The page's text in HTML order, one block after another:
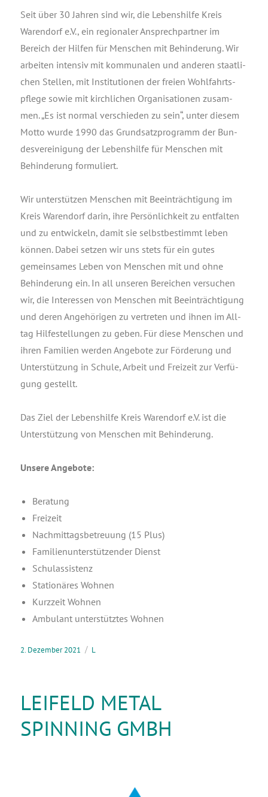
Seit über 30 Jah­ren sind wir, die Lebens­hil­fe Kreis
Waren­dorf e.V., ein regio­na­ler Ansprech­part­ner im
Bereich der Hil­fen für Men­schen mit Behin­de­rung. Wir
arbei­ten inten­siv mit kom­mu­na­len und ande­ren staat­li­
chen Stel­len, mit Insti­tu­tio­nen der frei­en Wohl­fahrts­
pfle­ge sowie mit kirch­li­chen Orga­ni­sa­tio­nen zusam­
men. „Es ist nor­mal ver­schie­den zu sein“, unter die­sem
Mot­to wur­de 1990 das Grund­satz­pro­gramm der Bun­
des­ver­ei­ni­gung der Lebens­hil­fe für Men­schen mit
Behin­de­rung formuliert.
Wir unter­stüt­zen Men­schen mit Beein­träch­ti­gung im
Kreis Waren­dorf dar­in, ihre Per­sön­lich­keit zu ent­fal­ten
und zu ent­wi­ckeln, damit sie selbst­be­stimmt leben
kön­nen. Dabei set­zen wir uns stets für ein gutes
gemein­sa­mes Leben von Men­schen mit und ohne
Behin­de­rung ein. In all unse­ren Berei­chen ver­su­chen
wir, die Inter­es­sen von Men­schen mit Beein­träch­ti­gung
und deren Ange­hö­ri­gen zu ver­tre­ten und ihnen im All­
tag Hil­fe­stel­lun­gen zu geben. Für die­se Men­schen und
ihren Fami­li­en wer­den Ange­bo­te zur För­de­rung und
Unter­stüt­zung in Schu­le, Arbeit und Frei­zeit zur Ver­fü­
gung gestellt.
Das Ziel der Lebens­hil­fe Kreis Waren­dorf e.V. ist die
Unter­stüt­zung von Men­schen mit Behinderung.
Unse­re Angebote:
Bera­tung
Frei­zeit
Nach­mit­tags­be­treu­ung (15 Plus)
Fami­li­en­un­ter­stüt­zen­der Dienst
Schul­as­sis­tenz
Sta­tio­nä­res Wohnen
Kurz­zeit Wohnen
Ambu­lant unter­stütz­tes Wohnen
2. Dezember 2021 L
LEIFELD METAL
SPINNING GMBH